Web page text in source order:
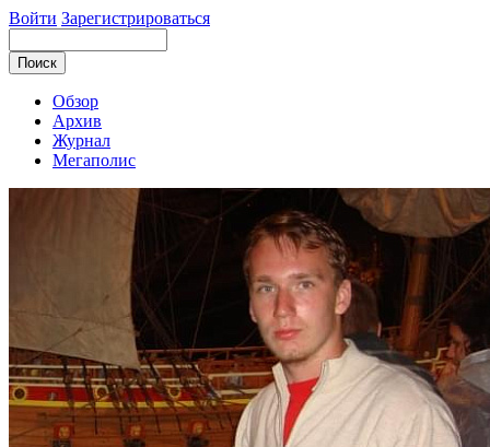
Войти Зарегистрироваться
Обзор
Архив
Журнал
Мегаполис